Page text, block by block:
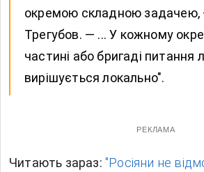
окремою складною задачею,
Трегубов. — ... У кожному
частині або бригаді питання
вирішується локально".
РЕКЛАМА
Читають зараз: "Росіяни не